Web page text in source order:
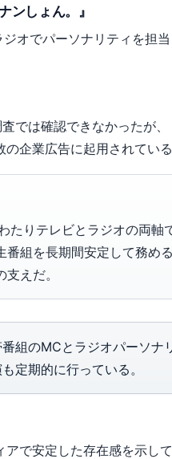
ンしょん。』
オでパーソナリティを担
では確認できなかったが、
の企業広告に起用されてい
たりテレビとラジオの両軸
番組を長期間安定して務め
えだ。
組のMCとラジオパーソナ
定期的に行っている。
アで安定した存在感を示し